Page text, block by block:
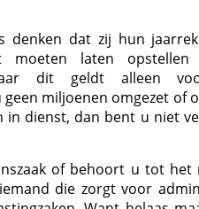
denken dat zij hun
moeten laten opstellen
dit geldt alleen
miljoenen omgezet of
in dienst, dan bent u niet
of behoort u tot het
die zorgt voor